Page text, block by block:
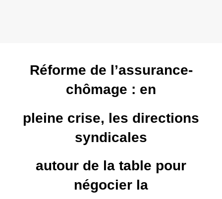
Réforme de l’assurance-
chômage : en
pleine crise, les directions
syndicales
autour de la table pour
négocier la